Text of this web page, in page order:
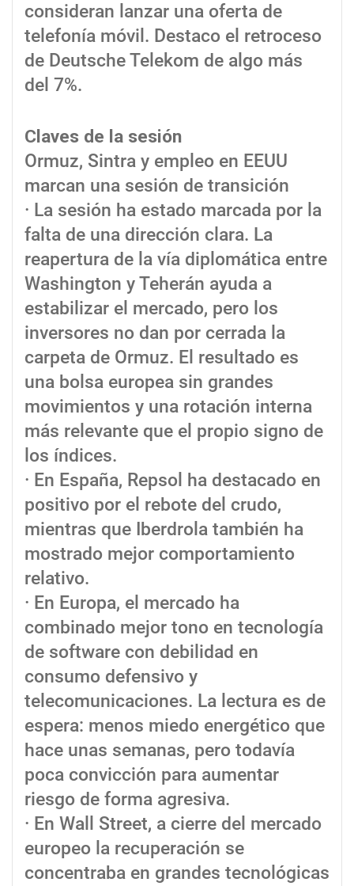
consideran lanzar una oferta de
telefonía móvil. Destaco el retroceso
de Deutsche Telekom de algo más
del 7%.
Claves de la sesión
Ormuz, Sintra y empleo en EEUU
marcan una sesión de transición
· La sesión ha estado marcada por la
falta de una dirección clara. La
reapertura de la vía diplomática entre
Washington y Teherán ayuda a
estabilizar el mercado, pero los
inversores no dan por cerrada la
carpeta de Ormuz. El resultado es
una bolsa europea sin grandes
movimientos y una rotación interna
más relevante que el propio signo de
los índices.
· En España, Repsol ha destacado en
positivo por el rebote del crudo,
mientras que Iberdrola también ha
mostrado mejor comportamiento
relativo.
· En Europa, el mercado ha
combinado mejor tono en tecnología
de software con debilidad en
consumo defensivo y
telecomunicaciones. La lectura es de
espera: menos miedo energético que
hace unas semanas, pero todavía
poca convicción para aumentar
riesgo de forma agresiva.
· En Wall Street, a cierre del mercado
europeo la recuperación se
concentraba en grandes tecnológicas